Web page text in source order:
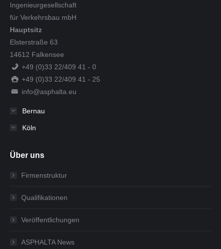
Ingenieurgesellschaft
für Verkehrsbau mbH
Hauptsitz
Elsterstraße 63
14612 Falkensee
+49 (0)33 22/409 41 - 0
+49 (0)33 22/409 41 - 25
info@asphalta.eu
Bernau
Köln
Über uns
Firmenstruktur
Qualifikationen
Veröffentlichungen
ASPHALTA News